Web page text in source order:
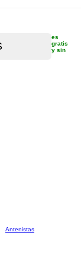
es
gratis
y sin
Antenistas